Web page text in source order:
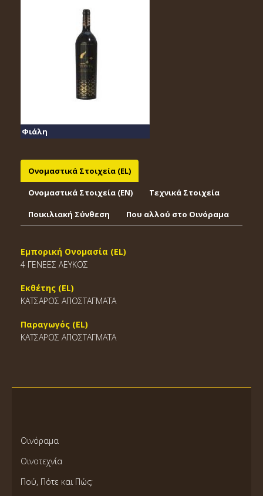
Φιάλη
Ονομαστικά Στοιχεία (EL)
Ονομαστικά Στοιχεία (EΝ) Τεχνικά Στοιχεία
Ποικιλιακή Σύνθεση Που αλλού στο Οινόραμα
Εμπορική Ονομασία (EL)
4 ΓΕΝΕΕΣ ΛΕΥΚΟΣ
Εκθέτης (EL)
ΚΑΤΣΑΡΟΣ ΑΠΟΣΤΑΓΜΑΤΑ
Παραγωγός (EL)
ΚΑΤΣΑΡΟΣ ΑΠΟΣΤΑΓΜΑΤΑ
Οινόραμα
Οινοτεχνία
Πού, Πότε και Πώς;